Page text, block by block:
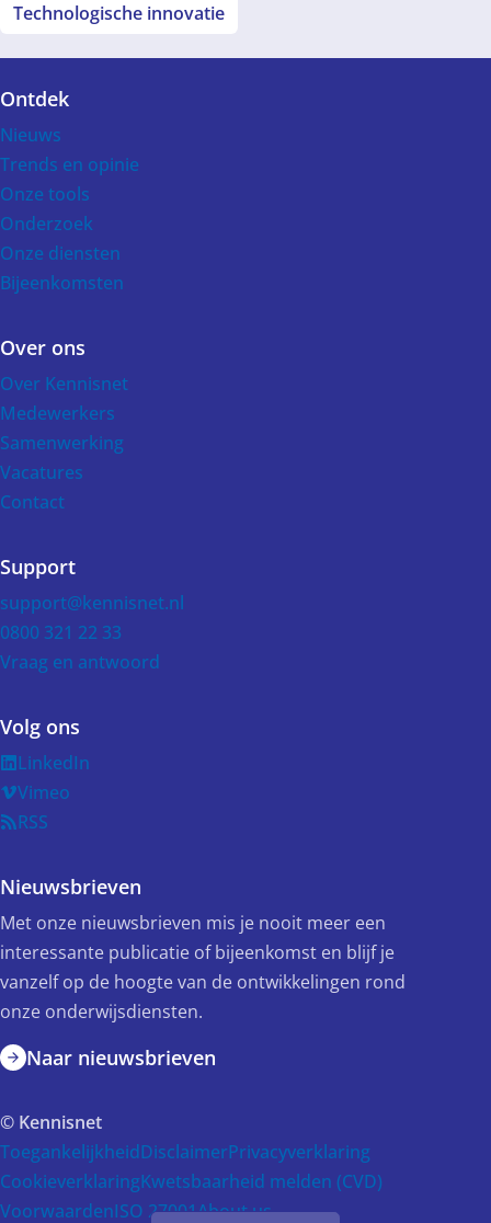
Technologische innovatie
Voet
Ontdek
Nieuws
Trends en opinie
Onze tools
Onderzoek
Onze diensten
Bijeenkomsten
Over ons
Over Kennisnet
Medewerkers
Samenwerking
Vacatures
Contact
Support
support@kennisnet.nl
0800 321 22 33
Vraag en antwoord
Volg ons
LinkedIn
Vimeo
RSS
Nieuwsbrieven
Met onze nieuwsbrieven mis je nooit meer een
interessante publicatie of bijeenkomst en blijf je
vanzelf op de hoogte van de ontwikkelingen rond
onze onderwijsdiensten.
Naar nieuwsbrieven
© Kennisnet
ToegankelijkheidDisclaimerPrivacyverklaring
CookieverklaringKwetsbaarheid melden (CVD)
VoorwaardenISO 27001About us